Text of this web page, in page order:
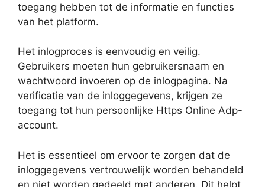
toegang hebben tot de informatie en functies
van het platform.
Het inlogproces is eenvoudig en veilig.
Gebruikers moeten hun gebruikersnaam en
wachtwoord invoeren op de inlogpagina. Na
verificatie van de inloggegevens, krijgen ze
toegang tot hun persoonlijke Https Online Adp-
account.
Het is essentieel om ervoor te zorgen dat de
inloggegevens vertrouwelijk worden behandeld
en niet worden gedeeld met anderen. Dit helpt